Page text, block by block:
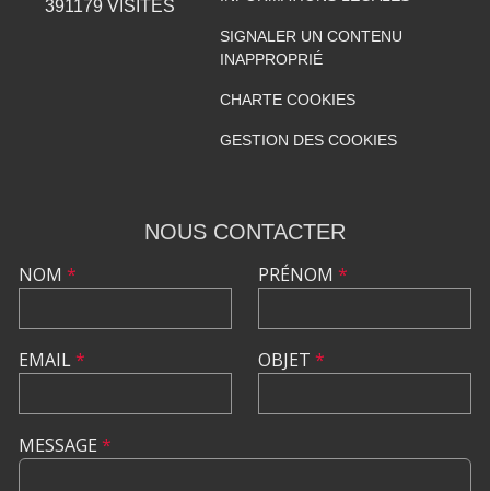
391179 VISITES
SIGNALER UN CONTENU
INAPPROPRIÉ
CHARTE COOKIES
GESTION DES COOKIES
NOUS CONTACTER
NOM *
EMAIL*
PRÉNOM *
OBJET *
MESSAGE *